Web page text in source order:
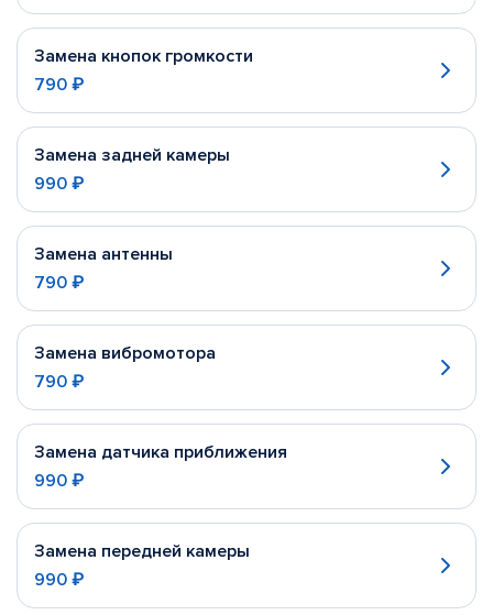
Замена кнопок громкости
790 ₽
Замена задней камеры
990 ₽
Замена антенны
790 ₽
Замена вибромотора
790 ₽
Замена датчика приближения
990 ₽
Замена передней камеры
990 ₽